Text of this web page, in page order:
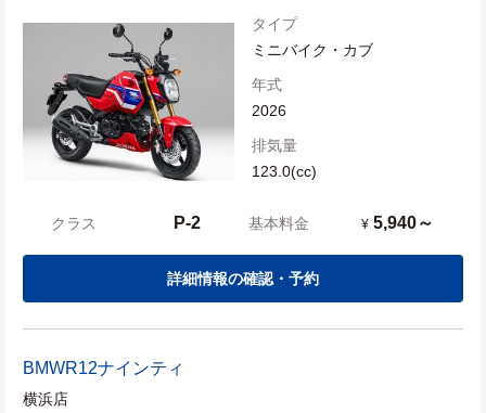
タイプ
ミニバイク・カブ
年式
2026
排気量
123.0(cc)
クラス P-2 基本料金 ¥ 5,940～
詳細情報の確認・予約
BMWR12ナインティ
横浜店